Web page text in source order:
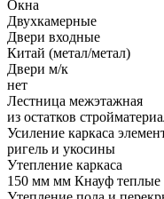
Окна
Двухкамерные
Двери входные
Китай (метал/метал)
Двери м/к
нет
Лестница межэтажная
из остатков
Усиление каркаса
ригель и укосины
Утепление каркаса
150 мм мм Кнауф теплые